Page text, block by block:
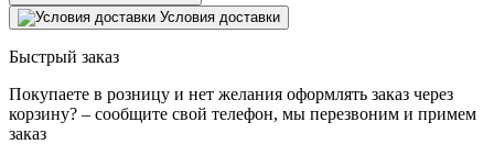
Условия доставки
Быстрый заказ
Покупаете в розницу и нет желания оформлять заказ через
корзину? – сообщите свой телефон, мы перезвоним и примем
заказ